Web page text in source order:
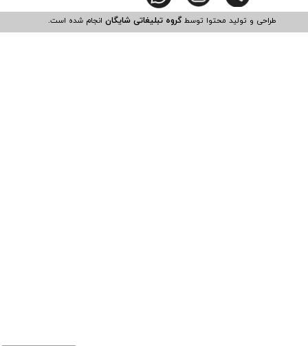
طراحی و تولید محتوا توسطگروه تبلیغاتی شایگانانجام شده است.​​​​​​​